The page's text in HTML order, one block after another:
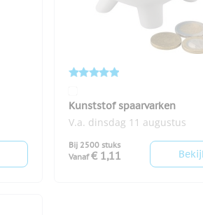
Kunststof spaarvarken
V.a. dinsdag 11 augustus
Bij 2500 stuks
Vanaf € 1,11